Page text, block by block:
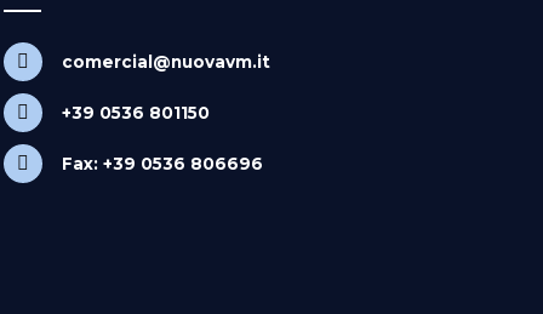
comercial@nuovavm.it
+39 0536 801150
Fax: +39 0536 806696